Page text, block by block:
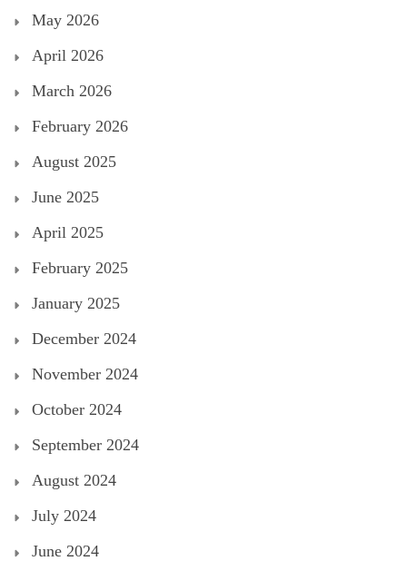
May 2026
April 2026
March 2026
February 2026
August 2025
June 2025
April 2025
February 2025
January 2025
December 2024
November 2024
October 2024
September 2024
August 2024
July 2024
June 2024